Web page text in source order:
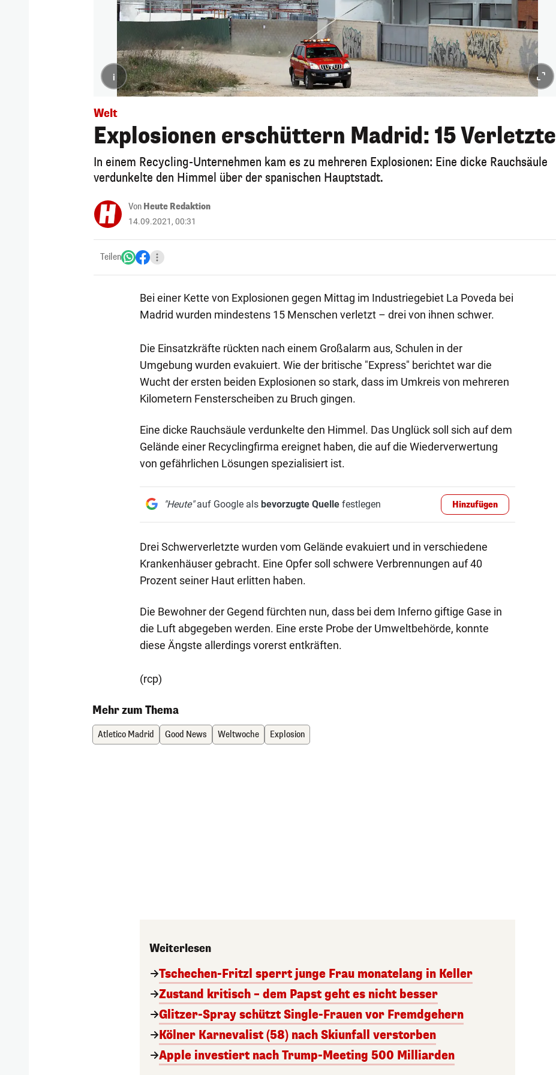
i
Welt
Explosionen erschüttern Madrid: 15 Verletzte
In einem Recycling-Unternehmen kam es zu mehreren Explosionen: Eine dicke Rauchsäule
verdunkelte den Himmel über der spanischen Hauptstadt.
Von Heute Redaktion
14.09.2021, 00:31
Teilen
Bei einer Kette von Explosionen gegen Mittag im Industriegebiet La Poveda bei
Madrid wurden mindestens 15 Menschen verletzt – drei von ihnen schwer.
Die Einsatzkräfte rückten nach einem Großalarm aus, Schulen in der
Umgebung wurden evakuiert. Wie der britische "Express" berichtet war die
Wucht der ersten beiden Explosionen so stark, dass im Umkreis von mehreren
Kilometern Fensterscheiben zu Bruch gingen.
Eine dicke Rauchsäule verdunkelte den Himmel. Das Unglück soll sich auf dem
Gelände einer Recyclingfirma ereignet haben, die auf die Wiederverwertung
von gefährlichen Lösungen spezialisiert ist.
"Heute"auf Google als bevorzugte Quellefestlegen Hinzufügen
Drei Schwerverletzte wurden vom Gelände evakuiert und in verschiedene
Krankenhäuser gebracht. Eine Opfer soll schwere Verbrennungen auf 40
Prozent seiner Haut erlitten haben.
Die Bewohner der Gegend fürchten nun, dass bei dem Inferno giftige Gase in
die Luft abgegeben werden. Eine erste Probe der Umweltbehörde, konnte
diese Ängste allerdings vorerst entkräften.
(rcp)
Mehr zum Thema
Atletico Madrid Good News Weltwoche Explosion
Weiterlesen
Tschechen-Fritzl sperrt junge Frau monatelang in Keller
Zustand kritisch – dem Papst geht es nicht besser
Glitzer-Spray schützt Single-Frauen vor Fremdgehern
Kölner Karnevalist (58) nach Skiunfall verstorben
Apple investiert nach Trump-Meeting 500 Milliarden